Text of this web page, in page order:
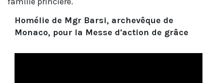
Homélie de Mgr Barsi, archevêque de
Monaco, pour la Messe d'action de grâce